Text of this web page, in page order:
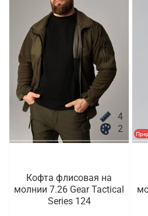
4
2
Кофта флисовая на
молнии 7.26 Gear Tactical
Series 124